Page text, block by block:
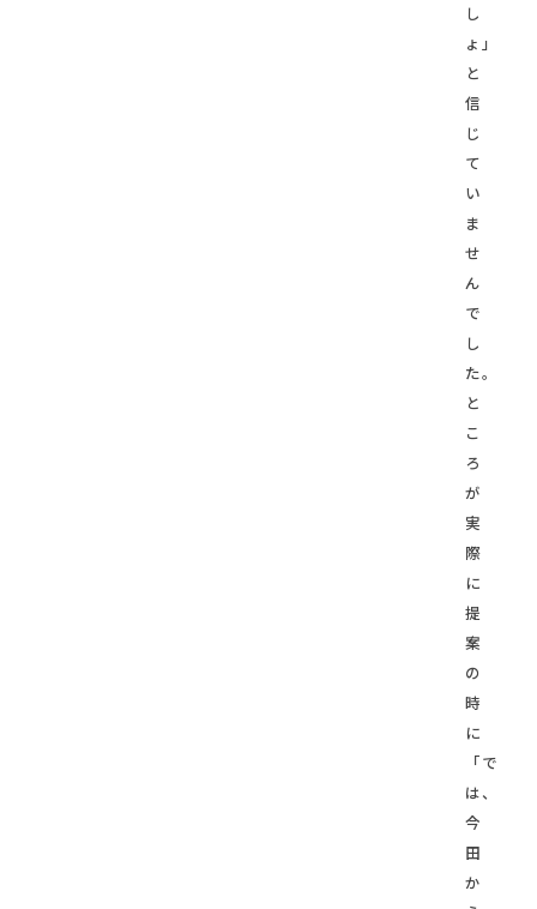
し
ょ」
と
信
じ
て
い
ま
せ
ん
で
し
た。
と
こ
ろ
が
実
際
に
提
案
の
時
に
「で
は、
今
田
か